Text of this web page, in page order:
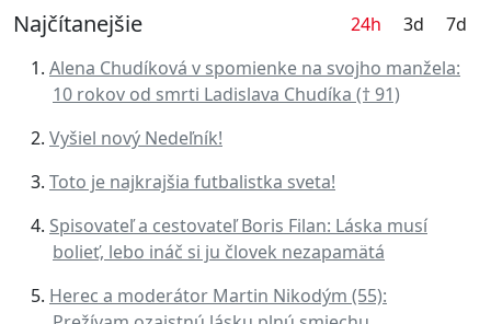
Najčítanejšie 24h 3d
7d
Alena Chudíková v spomienke na svojho manžela:
10 rokov od smrti Ladislava Chudíka († 91)
Vyšiel nový Nedeľník!
Toto je najkrajšia futbalistka sveta!
Spisovateľ a cestovateľ Boris Filan: Láska musí
bolieť, lebo ináč si ju človek nezapamätá
Herec a moderátor Martin Nikodým (55):